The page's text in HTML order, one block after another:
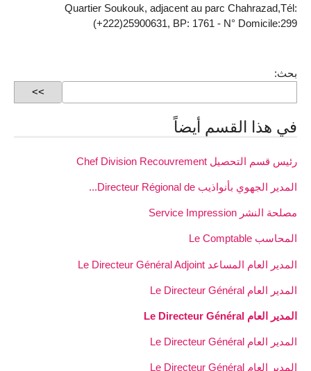
Quartier Soukouk, adjacent au parc Chahrazad,Tél:
(+222)25900631, BP: 1761 - N° Domicile:299
بحث:
في هذا القسم أيضاً
رئيس قسم التحصيل Chef Division Recouvrement
المدير الجهوي بأنواذيب Directeur Régional de...
مصلحة النشر Service Impression
المحاسب Le Comptable
المدير العام المساعد Le Directeur Général Adjoint
المدير العام Le Directeur Général
المدير العام Le Directeur Général
المدير العام Le Directeur Général
المدير العام Le Directeur Général